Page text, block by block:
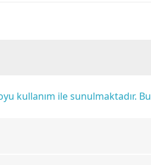
kullanım ile sunulmaktadır.